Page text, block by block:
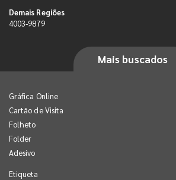
Demais Regiões
4003-9879
Mais buscados
Gráfica Online
Cartão de Visita
Folheto
Folder
Adesivo
Etiqueta